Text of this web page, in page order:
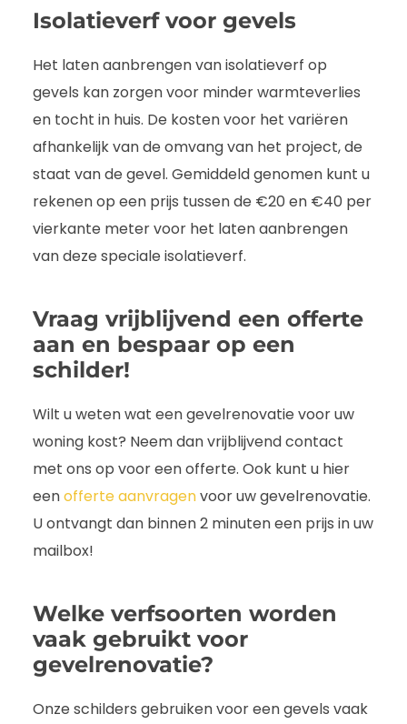
Isolatieverf voor gevels
Het laten aanbrengen van isolatieverf op
gevels kan zorgen voor minder warmteverlies
en tocht in huis. De kosten voor het variëren
afhankelijk van de omvang van het project, de
staat van de gevel. Gemiddeld genomen kunt u
rekenen op een prijs tussen de €20 en €40 per
vierkante meter voor het laten aanbrengen
van deze speciale isolatieverf.
Vraag vrijblijvend een offerte
aan en bespaar op een
schilder!
Wilt u weten wat een gevelrenovatie voor uw
woning kost? Neem dan vrijblijvend contact
met ons op voor een offerte. Ook kunt u hier
eenofferte aanvragenvoor uw gevelrenovatie.
U ontvangt dan binnen 2 minuten een prijs in uw
mailbox!
Welke verfsoorten worden
vaak gebruikt voor
gevelrenovatie?
Onze schilders gebruiken voor een gevels vaak